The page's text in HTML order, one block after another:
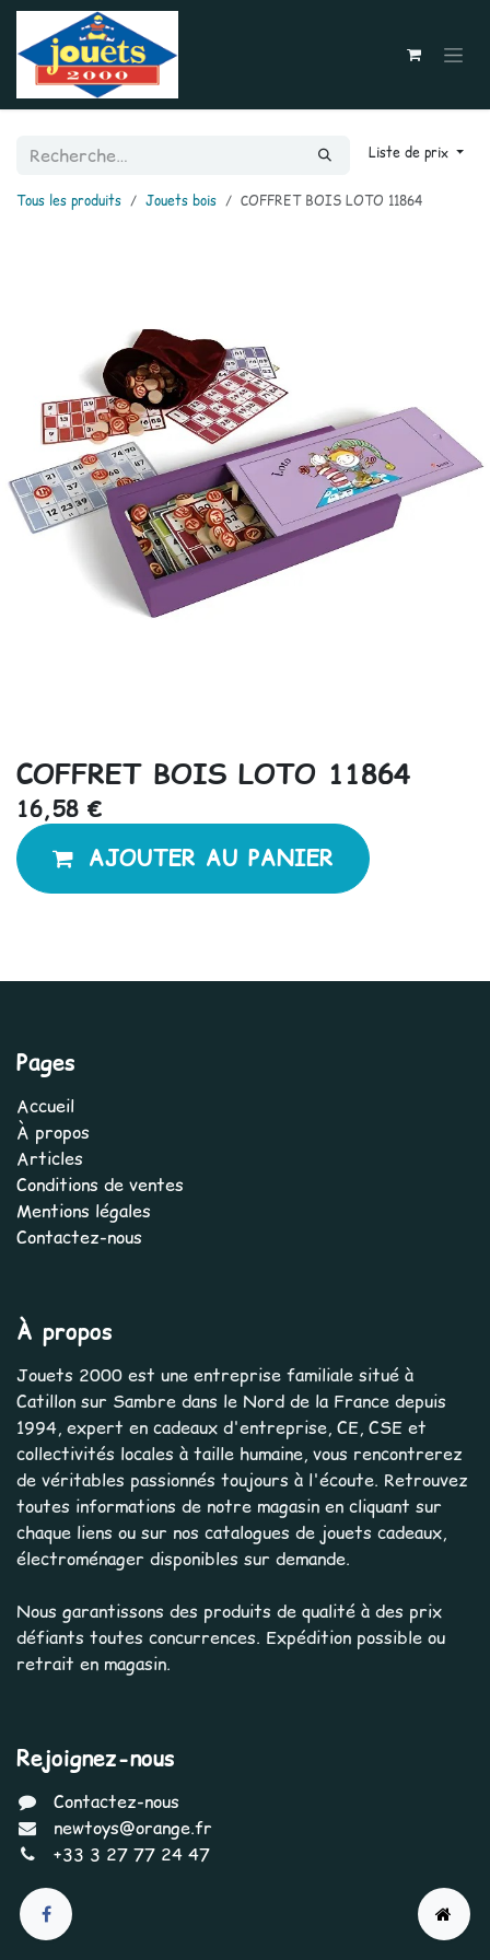
Se rendre au contenu
Liste de prix
Tous les produits Jouets bois COFFRET BOIS LOTO 11864
COFFRET BOIS LOTO 11864
16,58 €
AJOUTER AU PANIER
Pages
Accueil
À propos
Articles
Conditions de ventes
Mentions légales
Contactez-nous
À propos
Jouets 2000 est une entreprise familiale situé à
Catillon sur Sambre dans le Nord de la France depuis
1994, expert en cadeaux d'entreprise, CE, CSE et
collectivités locales à taille humaine, vous rencontrerez
de véritables passionnés toujours à l'écoute. Retrouvez
toutes informations de notre magasin en cliquant sur
chaque liens ou sur nos catalogues de jouets cadeaux,
électroménager disponibles sur demande.
Nous garantissons des produits de qualité à des prix
défiants toutes concurrences. Expédition possible ou
retrait en magasin.
Rejoignez-nous
Contactez-nous
newtoys@orange.fr
+33 3 27 77 24 47